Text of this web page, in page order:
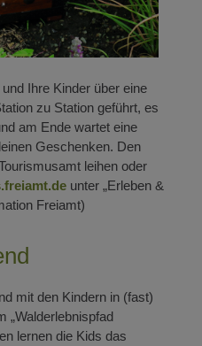
Ihre Kinder über eine
zu Station geführt, es
am Ende wartet eine
Geschenken. Den
leihen oder
unter „Erleben &
Freiamt)
mit den Kindern in (fast)
„Walderlebnispfad
lernen die Kids das